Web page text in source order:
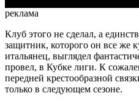
реклама
Клуб этого не сделал, а
защитник, которого он все же
итальянец, выглядел
провел, в Кубке лиги. К
передней крестообразной
только в следующем сезоне.